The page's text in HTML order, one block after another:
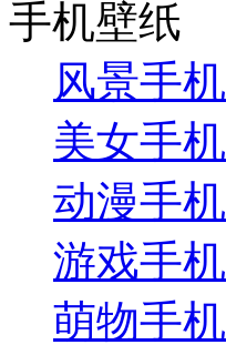
手机壁纸
风景手机
美女手机
动漫手机
游戏手机
萌物手机